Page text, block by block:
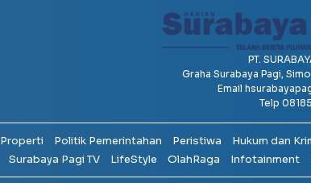
PT.
Graha Surabaya Pagi,
Email
Telp
Properti Politik Pemerintahan Peristiwa Hukum dan
Surabaya Pagi TV
LifeStyle OlahRaga Infotainment